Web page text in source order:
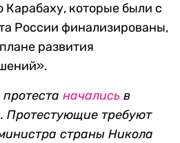
Карабаху, которые были с
России финализированы,
развития
начались в
Протестующие требуют
страны Никола